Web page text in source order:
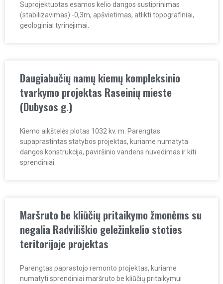
Suprojektuotas esamos kelio dangos sustiprinimas
(stabilizavimas) -0,3m, apšvietimas, atlikti topografiniai,
geologiniai tyrinėjimai.
Daugiabučių namų kiemų kompleksinio
tvarkymo projektas Raseinių mieste
(Dubysos g.)
Kiemo aikštelės plotas 1032 kv. m. Parengtas
supaprastintas statybos projektas, kuriame numatyta
dangos konstrukcija, paviršinio vandens nuvedimas ir kiti
sprendiniai.
Maršruto be kliūčių pritaikymo žmonėms su
negalia Radviliškio geležinkelio stoties
teritorijoje projektas
Parengtas paprastojo remonto projektas, kuriame
numatyti sprendiniai maršruto be kliūčių pritaikymui